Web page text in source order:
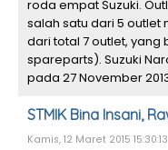
roda empat Suzuki.
salah satu dari 5 outlet
dari total 7 outlet, yang
spareparts). Suzuki
pada 27 November
STMIK Bina Insani,
Kamis, 12 Maret 2015 15:30:13